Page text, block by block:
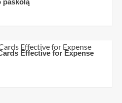
paskolą
Effective for Expense